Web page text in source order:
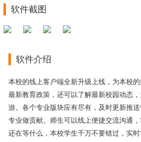
软件截图
软件介绍
本校的线上客户端全新升级上线，为本校
最新教育政策，还可以了解最新校园动态
游。各个专业版块应有尽有，及时更新推
专业做贡献。师生可以线上便捷交流沟通
还在等什么，本校学生千万不要错过，实时